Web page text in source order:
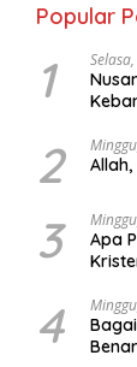
Popular
1
2
3
Apa
4